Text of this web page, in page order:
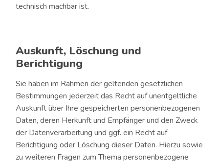
technisch machbar ist.
Auskunft, Löschung und
Berichtigung
Sie haben im Rahmen der geltenden gesetzlichen
Bestimmungen jederzeit das Recht auf unentgeltliche
Auskunft über Ihre gespeicherten personenbezogenen
Daten, deren Herkunft und Empfänger und den Zweck
der Datenverarbeitung und ggf. ein Recht auf
Berichtigung oder Löschung dieser Daten. Hierzu sowie
zu weiteren Fragen zum Thema personenbezogene